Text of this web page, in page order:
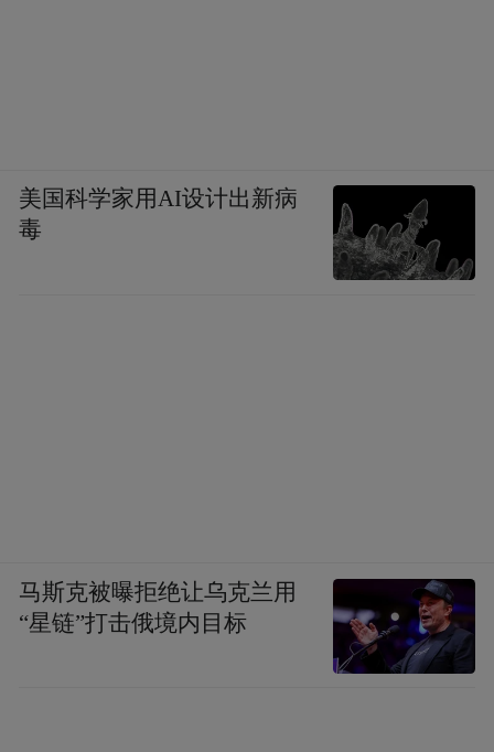
美国科学家用AI设计出新病
毒
马斯克被曝拒绝让乌克兰用
“星链”打击俄境内目标